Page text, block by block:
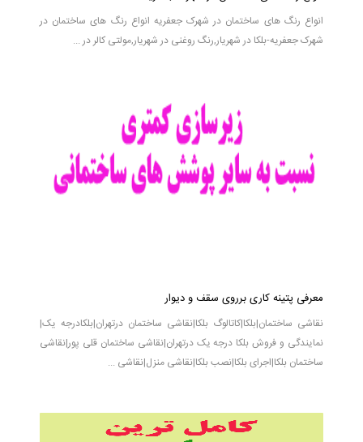
انواع رنگ های ساختمان در شهرک جعفریه انواع رنگ های ساختمان در
شهرک جعفریه-بلکا در شهریار,رنگ روغنی در شهریار,مولتی کالر در ...
معرفی پتینه کاری برروی سقف و دیوار
نقاشی ساختمان|بلکا|کاتالوگ بلکا|نقاشی ساختمان درتهران|بلکادرجه یک|
نمایندگی و فروش بلکا درجه یک درتهران|نقاشی ساختمان قلی پور|نقاشی
ساختمان بلکا|اجرای بلکا|نصب بلکا|نقاشی منزل|نقاشی ...